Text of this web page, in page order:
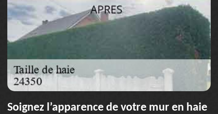
Soignez l’apparence de votre mur en haie